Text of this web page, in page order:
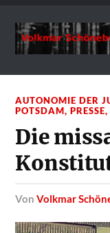
AUTONOMIE DER
POTSDAM,PRESSE
Die
vonVolkmar